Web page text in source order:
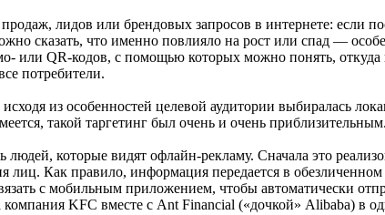
лидов или брендовых запросов в интернете: если
сказать, что именно повлияло на рост или спад —
или QR-кодов, с помощью которых можно понять, откуда
потребители.
из особенностей целевой аудитории выбиралась
такой таргетинг был очень и очень приблизительным.
которые видят офлайн-рекламу. Сначала это
лиц. Как правило, информация передается в
с мобильным приложением, чтобы автоматически
KFC вместе с Ant Financial («дочкой» Alibaba) в